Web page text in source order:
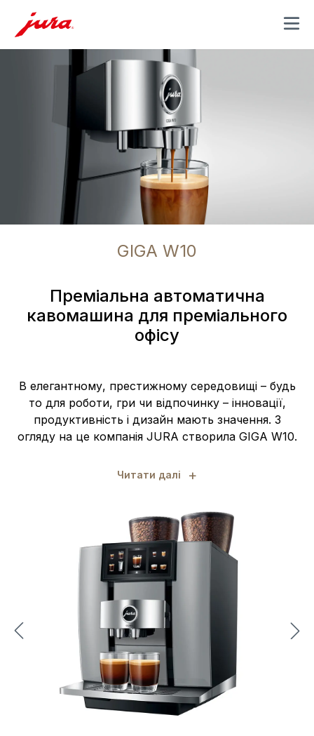
MENU
GIGA W10
Преміальна автоматична
кавомашина для преміального
офісу
В елегантному, престижному середовищі – будь
то для роботи, гри чи відпочинку – інновації,
продуктивність і дизайн мають значення. З
огляду на це компанія JURA створила GIGA W10.
Читати далі +